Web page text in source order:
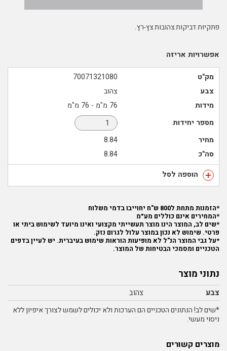
פתקיות דביקות צהובות צץ-רץ.
אפשרויות אריזה
מק"ט
70071321080
צבע
צהוב
מידות
76 מ"מ - 76 מ"מ
מספר יחידות
מחיר
8.84
סה"כ
8.84
הוספה לסל
*הזמנות מתחת ל800 ש"ח יחוייבו בדמי משלוח
*המחירים אינם כוללים מע״מ
*שים לב, המוצר הינו מוצר תעשייתי מקצועי ואינו מיועד לשימוש ביתי או
פרטי. שימוש לא נכון במוצר עלול לגרום נזק.
*על גבי המוצר הנ"ל לא מופיעות הוראות שימוש בעיברית. יש לעיין בדפים
הטכניים ומסמכי הבטיחות של המוצר.
נתוני מוצר
צבע צהוב
*שים לב! הנתונים הטכניים הם הערכות ולא יכולים לשמש לצורך איפיון ללא
ניסוי מעשי.
מוצרים קשורים